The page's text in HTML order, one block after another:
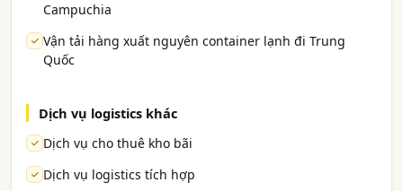
Campuchia
Vận tải hàng xuất nguyên container lạnh đi Trung
Quốc
Dịch vụ logistics khác
Dịch vụ cho thuê kho bãi
Dịch vụ logistics tích hợp